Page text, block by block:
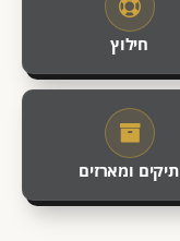
חילוץ
תיקים ומארזים